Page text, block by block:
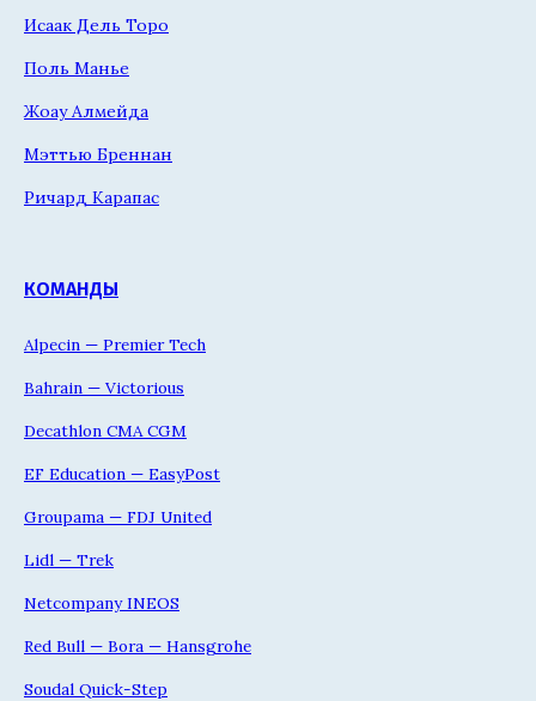
Исаак Дель Торо
Поль Манье
Жоау Алмейда
Мэттью Бреннан
Ричард Карапас
КОМАНДЫ
Alpecin — Premier Tech
Bahrain — Victorious
Decathlon CMA CGM
EF Education — EasyPost
Groupama — FDJ United
Lidl — Trek
Netcompany INEOS
Red Bull — Bora — Hansgrohe
Soudal Quick-Step